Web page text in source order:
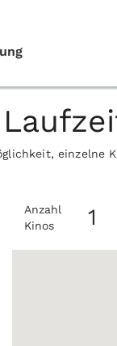
einzelne
Anzahl
Kinos
1